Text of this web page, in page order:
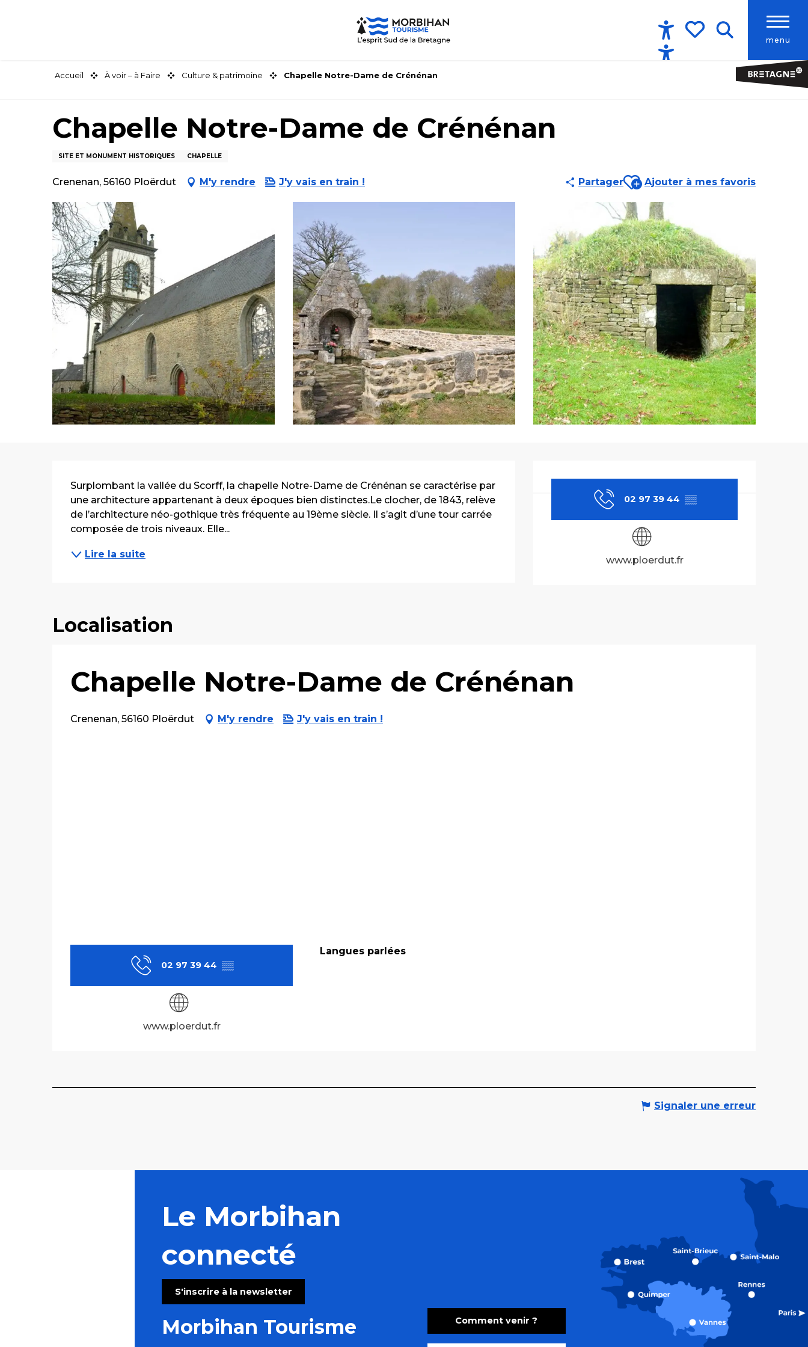
menu
Accessibilité
Accueil À voir – à Faire Culture & patrimoine Chapelle Notre-Dame de Crénénan
Chapelle Notre-Dame de Crénénan
SITE ET MONUMENT HISTORIQUES CHAPELLE
Crenenan, 56160 Ploërdut M'y rendre J'y vais en train ! PartagerAjouter aux favoris
Ajouter à mes favoris
Ouverture et
02 97 39 44 ▒▒
www.ploerdut.fr
Description
Surplombant la vallée du Scorff, la chapelle Notre-Dame de Crénénan se caractérise par
une architecture appartenant à deux époques bien distinctes.Le clocher, de 1843, relève
de l’architecture néo-gothique très fréquente au 19ème siècle. Il s’agit d’une tour carrée
composée de trois niveaux. Elle...
Lire la suite
Localisation
Chapelle Notre-Dame de Crénénan
Crenenan, 56160 Ploërdut M'y rendre J'y vais en train !
02 97 39 44 ▒▒
www.ploerdut.fr
Langues parlées
Langues parlées
Signaler une erreur
Le Morbihan
connecté
S'inscrire à la newsletter
Morbihan Tourisme Comment venir ?